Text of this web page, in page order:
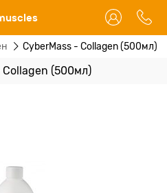
CyberMass - Collagen (500мл)
Collagen (500мл)